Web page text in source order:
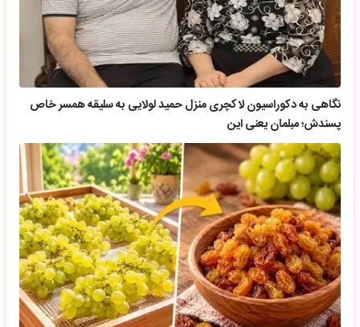
نگاهی به دکوراسیون لاکچری منزل حمید لولایی به سلیقه همسر خاص
پسندش؛ مبلمان یعنی این